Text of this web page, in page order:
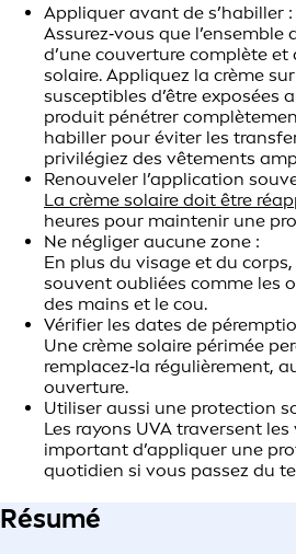
Appliquer avant de s’habiller :
Assurez‑vous que
d’une couverture complète et
solaire. Appliquez la crème
susceptibles d’être exposées
produit pénétrer
habiller pour éviter les
privilégiez des vêtements
Renouveler l’application
La crème solaire doit être
heures pour maintenir une
Ne négliger aucune zone :
En plus du visage et du
souvent oubliées comme les
des mains et le cou.
Vérifier les dates de
Une crème solaire périmée
remplacez‑la régulièrement,
ouverture.
Utiliser aussi une protection
Les rayons UVA traversent
important d’appliquer une
quotidien si vous passez du
Résumé